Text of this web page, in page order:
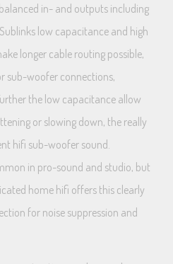
in- and outputs including
low capacitance and high
longer cable routing possible,
sub-woofer connections,
the low capacitance allow
or slowing down, the really
hifi sub-woofer sound.
in pro-sound and studio, but
home hifi offers this clearly
for noise suppression and